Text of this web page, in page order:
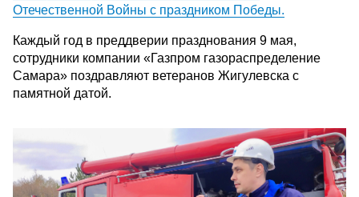
Отечественной Войны с праздником Победы.
Каждый год в преддверии празднования 9 мая,
сотрудники компании «Газпром газораспределение
Самара» поздравляют ветеранов Жигулевска с
памятной датой.